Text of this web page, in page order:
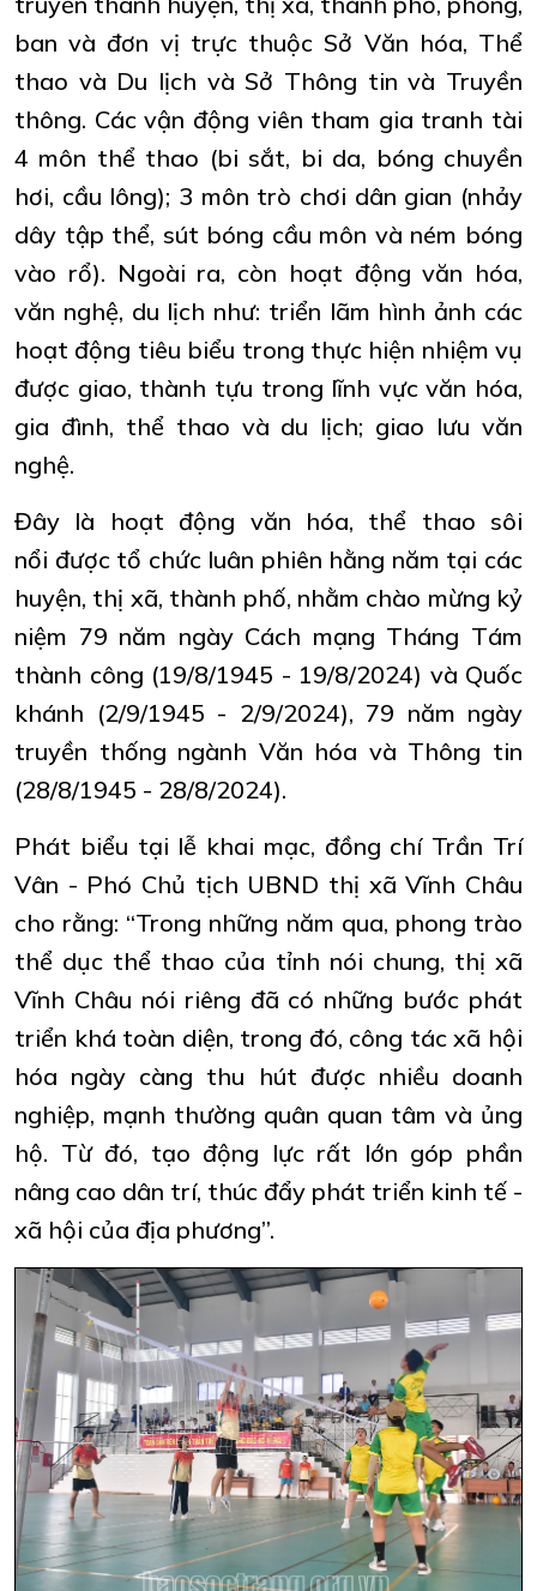
ban và đơn vị trực thuộc Sở Văn hóa, Thể
thao và Du lịch và Sở Thông tin và Truyền
thông. Các vận động viên tham gia tranh tài
4 môn thể thao (bi sắt, bi da, bóng chuyền
hơi, cầu lông); 3 môn trò chơi dân gian (nhảy
dây tập thể, sút bóng cầu môn và ném bóng
vào rổ). Ngoài ra, còn hoạt động văn hóa,
văn nghệ, du lịch như: triển lãm hình ảnh các
hoạt động tiêu biểu trong thực hiện nhiệm vụ
được giao, thành tựu trong lĩnh vực văn hóa,
gia đình, thể thao và du lịch; giao lưu văn
nghệ.
Đây là hoạt động văn hóa, thể thao sôi
nổi được tổ chức luân phiên hằng năm tại các
huyện, thị xã, thành phố, nhằm chào mừng kỷ
niệm 79 năm ngày Cách mạng Tháng Tám
thành công (19/8/1945 - 19/8/2024) và Quốc
khánh (2/9/1945 - 2/9/2024), 79 năm ngày
truyền thống ngành Văn hóa và Thông tin
(28/8/1945 - 28/8/2024).
Phát biểu tại lễ khai mạc, đồng chí Trần Trí
Vân - Phó Chủ tịch UBND thị xã Vĩnh Châu
cho rằng: “Trong những năm qua, phong trào
thể dục thể thao của tỉnh nói chung, thị xã
Vĩnh Châu nói riêng đã có những bước phát
triển khá toàn diện, trong đó, công tác xã hội
hóa ngày càng thu hút được nhiều doanh
nghiệp, mạnh thường quân quan tâm và ủng
hộ. Từ đó, tạo động lực rất lớn góp phần
nâng cao dân trí, thúc đẩy phát triển kinh tế -
xã hội của địa phương”.